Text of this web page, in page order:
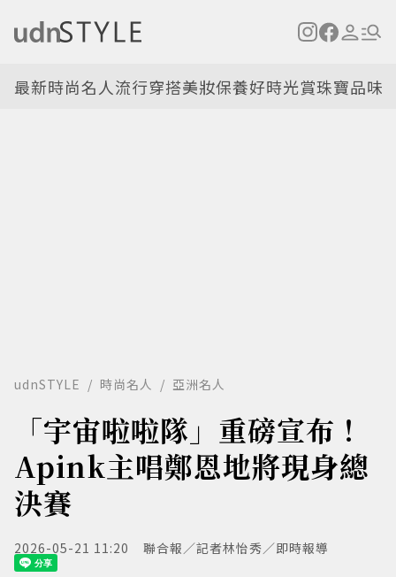
最新時尚名人流行穿搭美妝保養好時光賞珠寶品味
udnSTYLE 時尚名人 亞洲名人
「宇宙啦啦隊」重磅宣布！
Apink主唱鄭恩地將現身總
決賽
2026-05-21 11:20 聯合報／記者林怡秀／即時報導